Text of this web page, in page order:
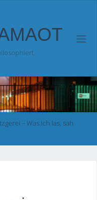
MAOT
– Was ich las, sah